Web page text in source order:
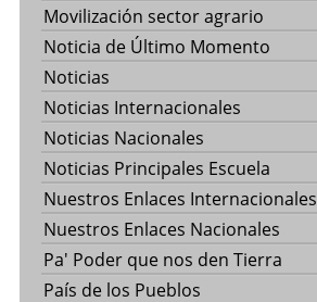
Movilización sector agrario
Noticia de Último Momento
Noticias
Noticias Internacionales
Noticias Nacionales
Noticias Principales Escuela
Nuestros Enlaces Internacionales
Nuestros Enlaces Nacionales
Pa' Poder que nos den Tierra
País de los Pueblos